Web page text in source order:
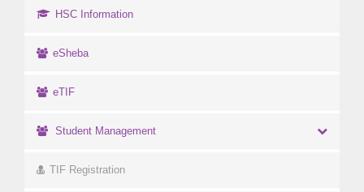
HSC Information
eSheba
eTIF
Student Management
TIF Registration